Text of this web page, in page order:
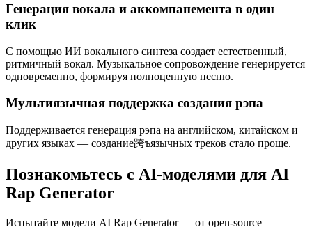
Генерация вокала и аккомпанемента в один
клик
С помощью ИИ вокального синтеза создает естественный,
ритмичный вокал. Музыкальное сопровождение генерируется
одновременно, формируя полноценную песню.
Мультиязычная поддержка создания рэпа
Поддерживается генерация рэпа на английском, китайском и
других языках — создание跨ъязычных треков стало проще.
Познакомьтесь с AI-моделями для AI
Rap Generator
Испытайте модели AI Rap Generator — от open-source